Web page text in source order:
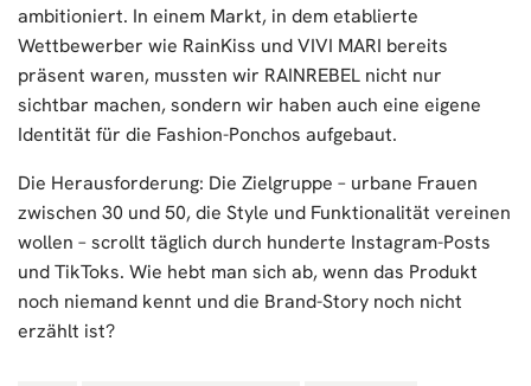
ambitioniert. In einem Markt, in dem etablierte
Wettbewerber wie RainKiss und VIVI MARI bereits
präsent waren, mussten wir RAINREBEL nicht nur
sichtbar machen, sondern wir haben auch eine eigene
Identität für die Fashion-Ponchos aufgebaut.
Die Herausforderung: Die Zielgruppe – urbane Frauen
zwischen 30 und 50, die Style und Funktionalität vereinen
wollen – scrollt täglich durch hunderte Instagram-Posts
und TikToks. Wie hebt man sich ab, wenn das Produkt
noch niemand kennt und die Brand-Story noch nicht
erzählt ist?